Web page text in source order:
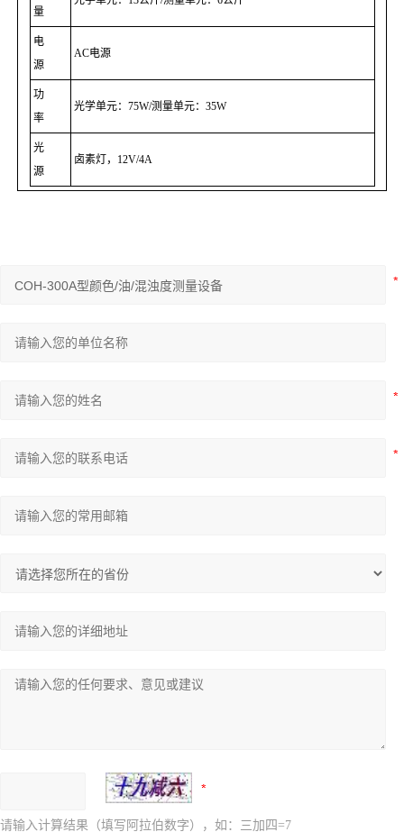
量
电
源
AC电源
功
率
光学单元：75W/测量单元：35W
光
源
卤素灯，12V/4A
请输入计算结果（填写阿拉伯数字），如：三加四=7